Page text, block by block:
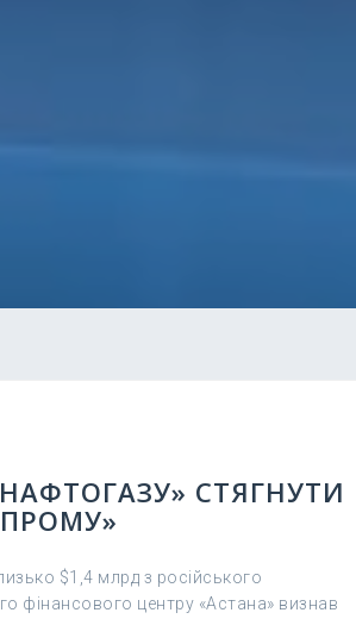
СТЯГНУТИ
$1,4 млрд з російського
фінансового центру «Астана» визнав